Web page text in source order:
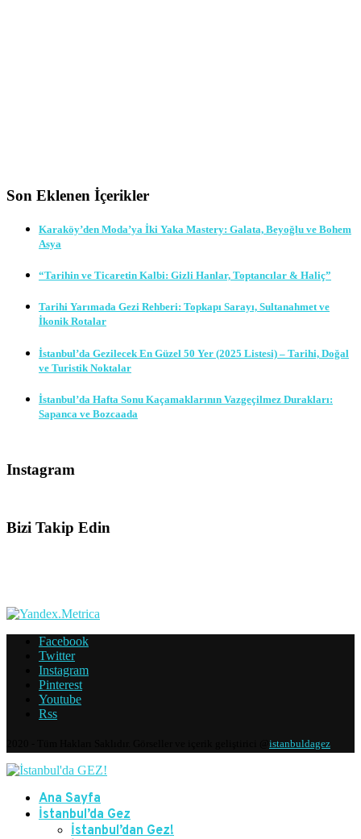
Son Eklenen İçerikler
Karaköy’den Moda’ya İki Yaka Mastery: Galata, Beyoğlu ve Bohem
Asya
“Tarihin ve Ticaretin Kalbi: Gizli Hanlar, Toptancılar & Haliç”
Tarihi Yarımada Gezi Rehberi: Topkapı Sarayı, Sultanahmet ve
İkonik Rotalar
İstanbul’da Gezilecek En Güzel 50 Yer (2025 Listesi) – Tarihi, Doğal
ve Turistik Noktalar
İstanbul’da Hafta Sonu Kaçamaklarının Vazgeçilmez Durakları:
Sapanca ve Bozcaada
Instagram
Bizi Takip Edin
Facebook
Twitter
Instagram
Pinterest
Youtube
Rss
istanbuldagez
Ana Sayfa
İstanbul’da Gez
İstanbul’dan Gez!